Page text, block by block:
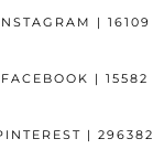
| 16109
FACEBOOK | 15582
| 296382